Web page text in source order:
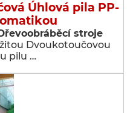
Úhlová pila PP-
stroje
Dvoukotoučovou
pilu …